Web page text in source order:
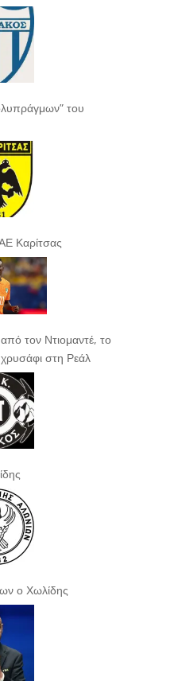
του
Καρίτσας
τον Ντιομαντέ, το
χρυσάφι στη Ρεάλ
ο Χωλίδης